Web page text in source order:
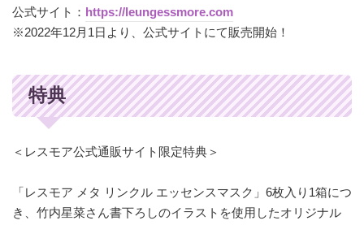
公式サイト： https://leungessmore.com
※2022年12月1日より、公式サイトにて販売開始！
特典
＜レスモア公式通販サイト限定特典＞
「レスモア メタ リンクル エッセンスマスク」6枚入り1箱につ
き、竹内星菜さん書下ろしのイラストを使用したオリジナル